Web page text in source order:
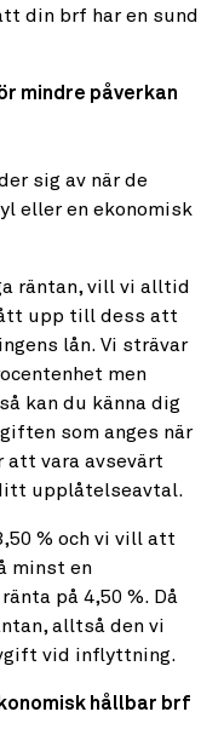
din brf har en sund
mindre påverkan
sig av när de
eller en ekonomisk
räntan, vill vi alltid
upp till dess att
lån. Vi strävar
men
kan du känna dig
som anges när
att vara avsevärt
upplåtelseavtal.
% och vi vill att
minst en
på 4,50 %. Då
alltså den vi
vid inflyttning.
hållbar brf